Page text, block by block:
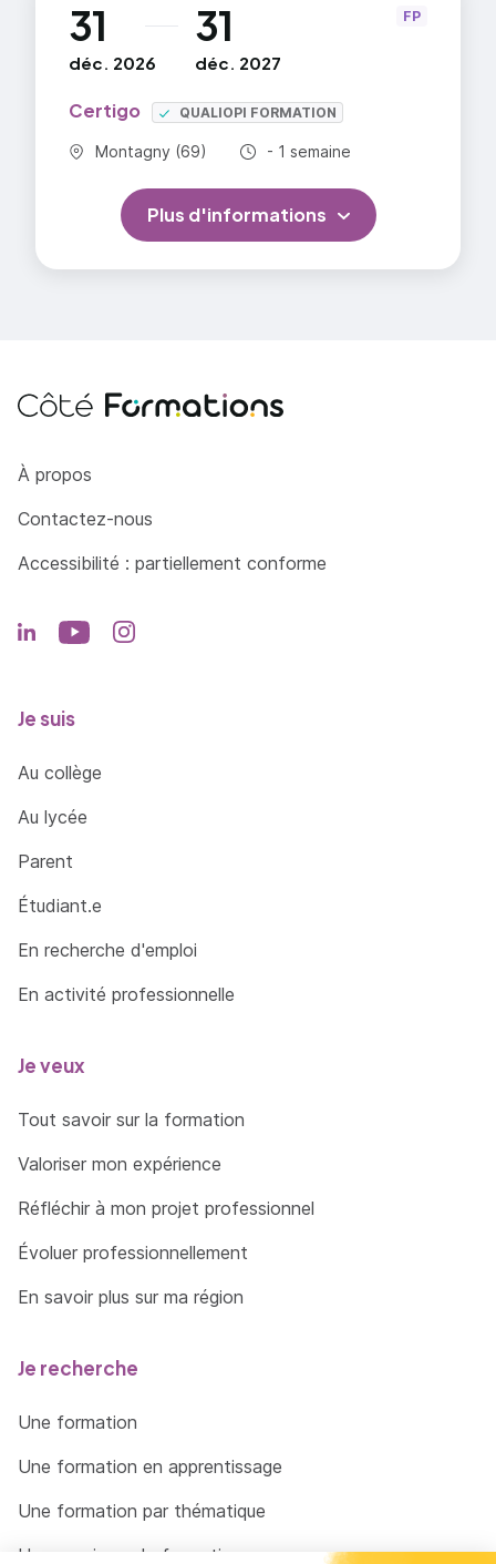
31
déc. 2026
au 31
déc. 2027
Certigo QUALIOPI FORMATION
Commune :
Montagny (69) Durée totale :
- 1 semaine
FP
Plus d'informations
Côté Formations
À propos
Contactez-nous
Accessibilité : partiellement conforme
Je suis
Au collège
Au lycée
Parent
Étudiant.e
En recherche d'emploi
En activité professionnelle
Je veux
Tout savoir sur la formation
Valoriser mon expérience
Réfléchir à mon projet professionnel
Évoluer professionnellement
En savoir plus sur ma région
Je recherche
Une formation
Une formation en apprentissage
Une formation par thématique
Un organisme de formation